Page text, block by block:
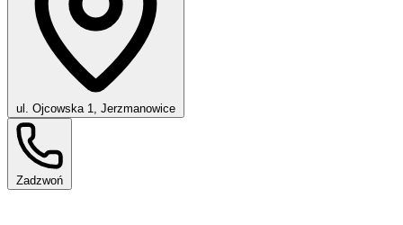
ul. Ojcowska 1, Jerzmanowice
Zadzwoń